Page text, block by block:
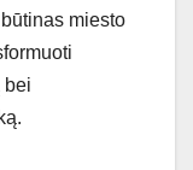
miesto
bei